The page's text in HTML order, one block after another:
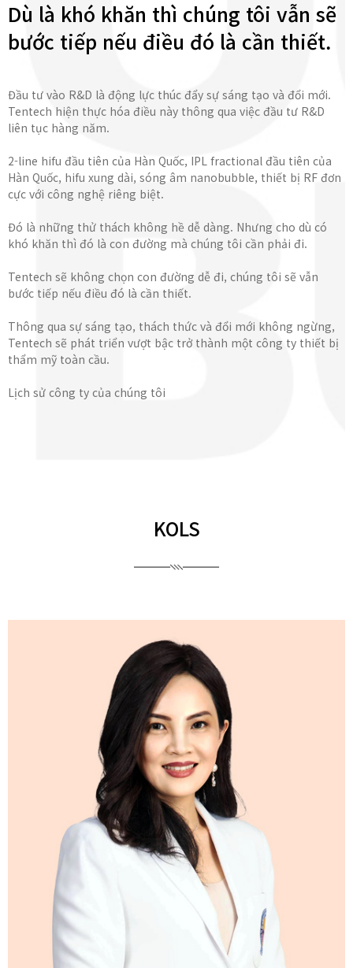
Dù là khó khăn thì chúng tôi vẫn sẽ
bước tiếp nếu điều đó là cần thiết.
Đầu tư vào R&D là động lực thúc đẩy sự sáng tạo và đổi mới.
Tentech hiện thực hóa điều này thông qua việc đầu tư R&D
liên tục hàng năm.
2-line hifu đầu tiên của Hàn Quốc, IPL fractional đầu tiên của
Hàn Quốc, hifu xung dài, sóng âm nanobubble, thiết bị RF đơn
cực với công nghệ riêng biệt.
Đó là những thử thách không hề dễ dàng. Nhưng cho dù có
khó khăn thì đó là con đường mà chúng tôi cần phải đi.
Tentech sẽ không chọn con đường dễ đi, chúng tôi sẽ vẫn
bước tiếp nếu điều đó là cần thiết.
Thông qua sự sáng tạo, thách thức và đổi mới không ngừng,
Tentech sẽ phát triển vượt bậc trở thành một công ty thiết bị
thẩm mỹ toàn cầu.
Lịch sử công ty của chúng tôi
KOLS